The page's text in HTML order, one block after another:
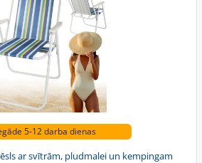
5-12 darba dienas
ar svītrām, pludmalei un kempingam